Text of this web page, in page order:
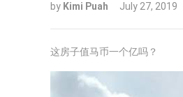
by Kimi Puah July 27, 2019
这房子值马币一个亿吗？